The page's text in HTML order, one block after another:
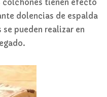
tienen efecto
dolencias de espalda
pueden realizar en